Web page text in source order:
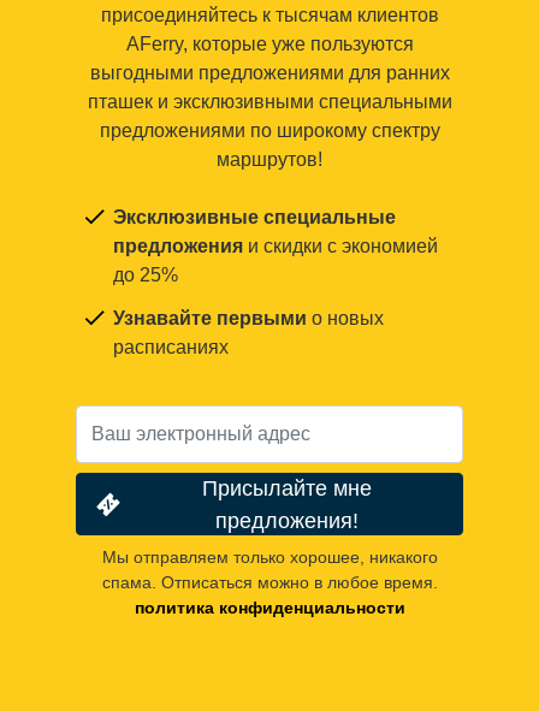
присоединяйтесь к тысячам клиентов
AFerry, которые уже пользуются
выгодными предложениями для ранних
пташек и эксклюзивными специальными
предложениями по широкому спектру
маршрутов!
Эксклюзивные специальные
предложения и скидки с экономией
до 25%
Узнавайте первыми о новых
расписаниях
Присылайте мне
предложения!
Мы отправляем только хорошее, никакого
спама. Отписаться можно в любое время.
политика конфиденциальности